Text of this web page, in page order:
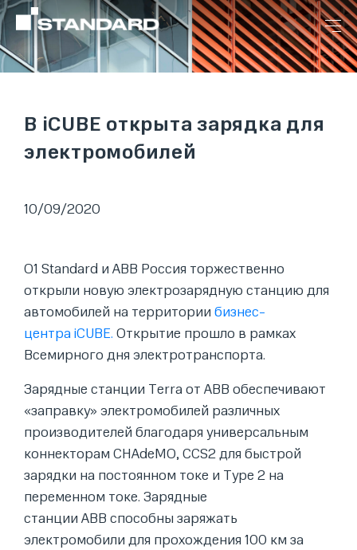
В iCUBE открыта зарядка для
электромобилей
10/09/2020
O1 Standard и ABB Россия торжественно
открыли новую электрозарядную станцию для
автомобилей на территории бизнес-
центра iCUBE. Открытие прошло в рамках
Всемирного дня электротранспорта.
Зарядные станции Terra от АВВ обеспечивают
«заправку» электромобилей различных
производителей благодаря универсальным
коннекторам CHAdeMO, CCS2 для быстрой
зарядки на постоянном токе и Type 2 на
переменном токе. Зарядные
станции ABB способны заряжать
электромобили для прохождения 100 км за